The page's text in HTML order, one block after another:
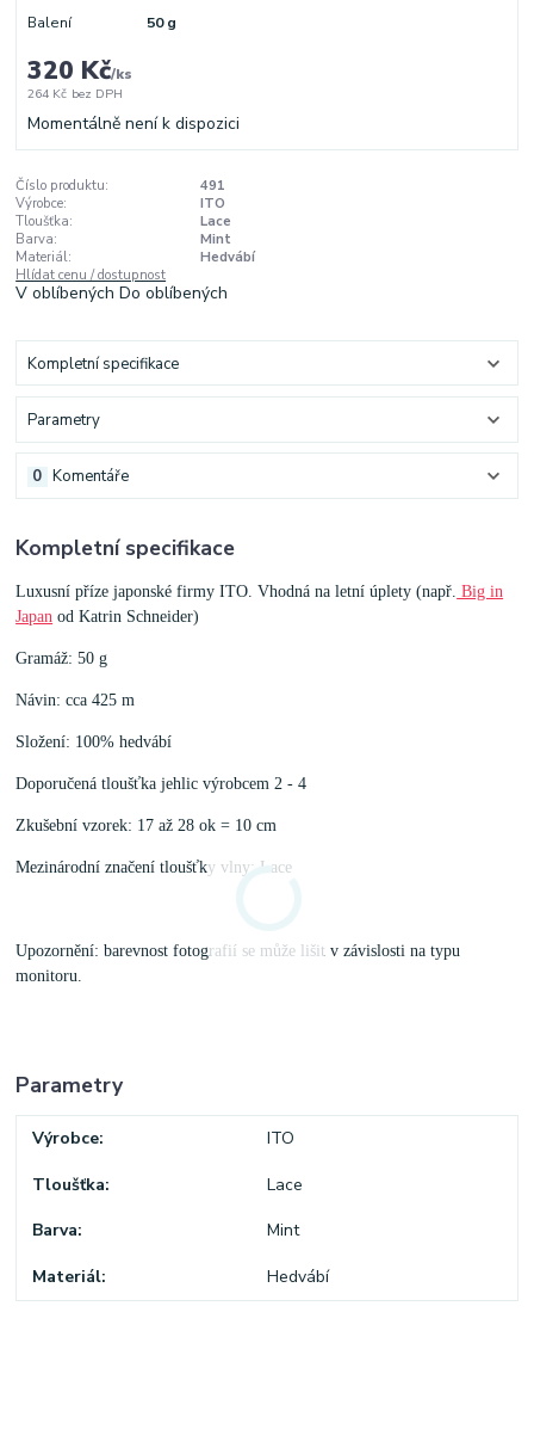
Balení
50 g
320 Kč/ks
264 Kč bez DPH
Momentálně není k dispozici
Číslo produktu:
491
Výrobce:
ITO
Tloušťka:
Lace
Barva:
Mint
Materiál:
Hedvábí
Hlídat cenu / dostupnost
V oblíbenýchDo oblíbených
Kompletní specifikace
Parametry
Komentáře
0
Kompletní specifikace
Luxusní příze japonské firmy ITO. Vhodná na letní úplety (např. Big in
Japan od Katrin Schneider)
Gramáž: 50 g
Návin: cca 425 m
Složení: 100% hedvábí
Doporučená tloušťka jehlic výrobcem 2 - 4
Zkušební vzorek: 17 až 28 ok = 10 cm
Mezinárodní značení tloušťky vlny: Lace
Upozornění: barevnost fotografií se může lišit v závislosti na typu
monitoru.
Parametry
Výrobce ITO
Tloušťka Lace
Barva Mint
Materiál Hedvábí